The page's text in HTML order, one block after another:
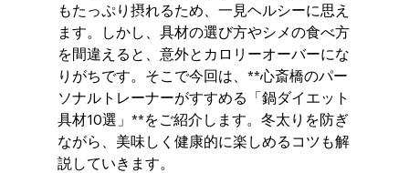
もたっぷり摂れるため、一見ヘルシーに思え
ます。しかし、具材の選び方やシメの食べ方
を間違えると、意外とカロリーオーバーにな
りがちです。そこで今回は、**心斎橋のパー
ソナルトレーナーがすすめる「鍋ダイエット
具材10選」**をご紹介します。冬太りを防ぎ
ながら、美味しく健康的に楽しめるコツも解
説していきます。